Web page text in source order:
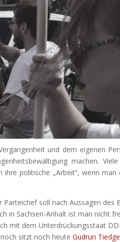
und dem eigenen
machen.
ihre politische „Arbeit“, wenn man
soll nach Aussagen des
in Sachsen-Anhalt ist man nicht
mit dem Unterdrückungsstaat
sitzt noch heuteGudrun Tiedge